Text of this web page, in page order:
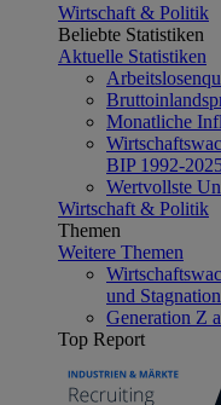
Wirtschaft & Politik
Beliebte Statistiken
Aktuelle Statistiken
Monatliche
BIP 1992-
Wertvollste
Wirtschaft & Politik
Themen
Weitere Themen
und
Generation Z
Top Report